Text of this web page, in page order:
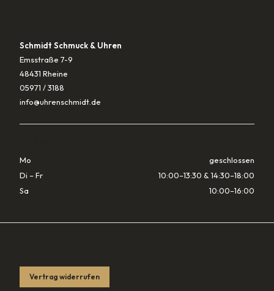
Schmidt Schmuck & Uhren
Emsstraße 7-9
48431 Rheine
05971 / 3188
info@uhrenschmidt.de
Mo
geschlossen
Di – Fr
10:00–13:30 & 14:30–18:00
Sa
10:00–16:00
Vertrag widerrufen